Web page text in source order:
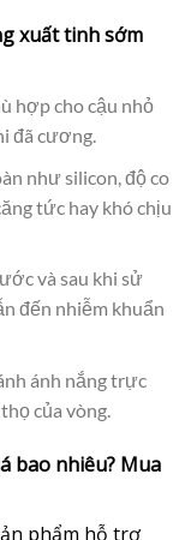
xuất tinh sớm
hợp cho cậu nhỏ
đã cương.
như silicon, độ co
tức hay khó chịu
và sau khi sử
đến nhiễm khuẩn
ánh nắng trực
của vòng.
bao nhiêu? Mua
phẩm hỗ trợ